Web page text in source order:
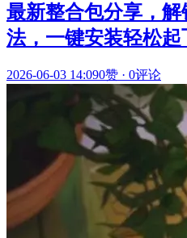
最新整合包分享，
法，一键安装轻松起
2026-06-03 14:090赞 · 0评论